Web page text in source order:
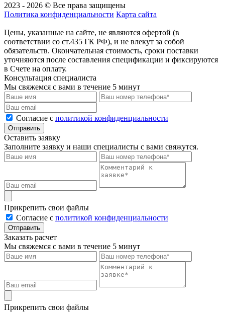
2023 - 2026 © Все права защищены
Политика конфиденциальности Карта сайта
Цены, указанные на сайте, не являются офертой (в
соответствии со ст.435 ГК РФ), и не влекут за собой
обязательств. Окончательная стоимость, сроки поставки
уточняются после составления спецификации и фиксируются
в Счете на оплату.
Консультация специалиста
Мы свяжемся с вами в течение 5 минут
Cогласие с политикой конфиденциальности
Отправить
Оставить заявку
Заполните заявку и наши специалисты с вами свяжутся.
Прикрепить свои файлы
Cогласие с политикой конфиденциальности
Отправить
Заказать расчет
Мы свяжемся с вами в течение 5 минут
Прикрепить свои файлы